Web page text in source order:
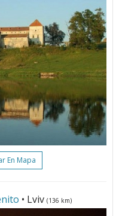
En Mapa
• Lviv (136 km)